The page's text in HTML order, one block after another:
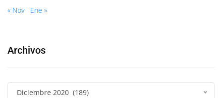
« Nov Ene »
Archivos
Diciembre 2020 (189)